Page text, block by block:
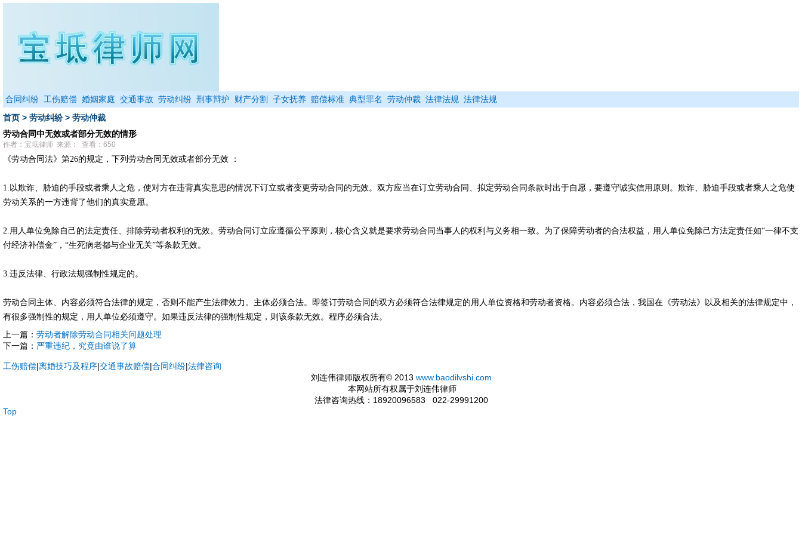
合同纠纷 工伤赔偿 婚姻家庭 交通事故 劳动纠纷 刑事辩护 财产分割 子女抚养 赔偿标准 典型罪名 劳动仲裁 法律法规 法律法规
首页 > 劳动纠纷> 劳动仲裁
劳动合同中无效或者部分无效的情形
作者：宝坻律师 来源： 查看：650
《劳动合同法》第26的规定，下列劳动合同无效或者部分无效 ：
1.以欺诈、胁迫的手段或者乘人之危，使对方在违背真实意思的情况下订立或者变更劳动合同的无效。双方应当在订立劳动合同、拟定劳动合同条款时出于自愿，要遵守诚实信用原则。欺诈、胁迫手段或者乘人之危使
劳动关系的一方违背了他们的真实意愿。
2.用人单位免除自己的法定责任、排除劳动者权利的无效。劳动合同订立应遵循公平原则，核心含义就是要求劳动合同当事人的权利与义务相一致。为了保障劳动者的合法权益，用人单位免除己方法定责任如“一律不支
付经济补偿金”，“生死病老都与企业无关”等条款无效。
3.违反法律、行政法规强制性规定的。
劳动合同主体、内容必须符合法律的规定，否则不能产生法律效力。主体必须合法。即签订劳动合同的双方必须符合法律规定的用人单位资格和劳动者资格。内容必须合法，我国在《劳动法》以及相关的法律规定中，
有很多强制性的规定，用人单位必须遵守。如果违反法律的强制性规定，则该条款无效。程序必须合法。
上一篇： 劳动者解除劳动合同相关问题处理
下一篇： 严重违纪，究竟由谁说了算
工伤赔偿|离婚技巧及程序|交通事故赔偿|合同纠纷|法律咨询
刘连伟律师版权所有© 2013 www.baodilvshi.com
本网站所有权属于刘连伟律师
法律咨询热线：18920096583 022-29991200
Top